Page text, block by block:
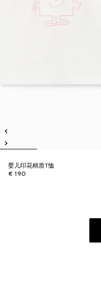
婴儿印花棉质T恤
€ 190